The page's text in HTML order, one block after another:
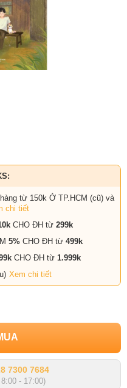
từ 150k Ở TP.HCM (cũ) và
chi tiết
CHO ĐH từ 299k
5% CHO ĐH từ 499k
CHO ĐH từ 1.999k
Xem chi tiết
7300 7684
- 17:00)